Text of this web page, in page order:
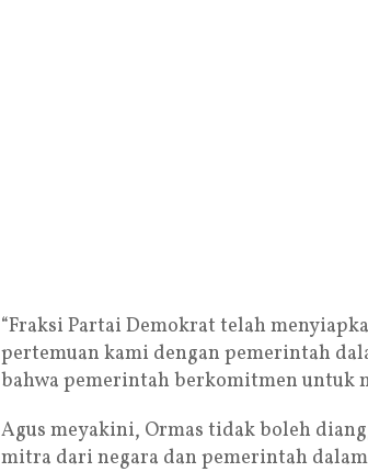
“Fraksi Partai Demokrat telah
pertemuan kami dengan pemerintah
bahwa pemerintah berkomitmen untuk
Agus meyakini, Ormas tidak boleh
mitra dari negara dan pemerintah